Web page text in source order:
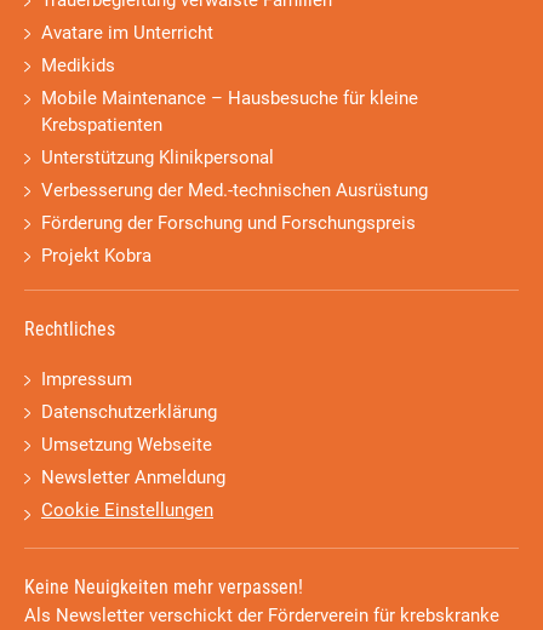
Avatare im Unterricht
Medikids
Mobile Maintenance – Hausbesuche für kleine
Krebspatienten
Unterstützung Klinikpersonal
Verbesserung der Med.-technischen Ausrüstung
Förderung der Forschung und Forschungspreis
Projekt Kobra
Rechtliches
Impressum
Datenschutzerklärung
Umsetzung Webseite
Newsletter Anmeldung
Cookie Einstellungen
Keine Neuigkeiten mehr verpassen!
Als Newsletter verschickt der Förderverein für krebskranke